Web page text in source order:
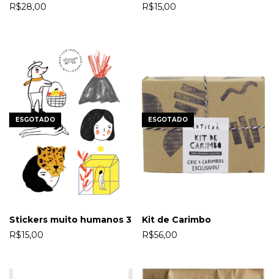
R$28,00
R$15,00
ESGOTADO
Stickers muito humanos 3
R$15,00
ESGOTADO
Kit de Carimbo
R$56,00